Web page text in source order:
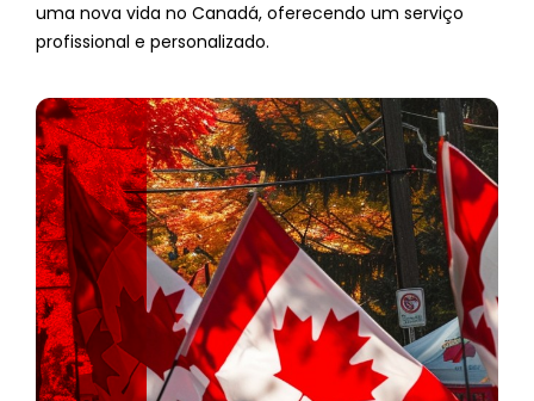
uma nova vida no Canadá, oferecendo um serviço
profissional e personalizado.